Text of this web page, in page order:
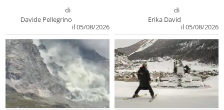
di
Davide Pellegrino
il 05/08/2026
di
Erika David
il 05/08/2026